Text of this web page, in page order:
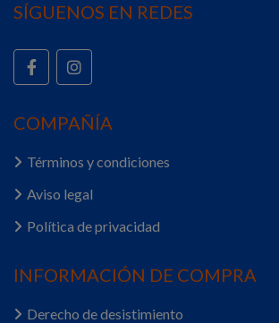
SÍGUENOS EN REDES
COMPAÑÍA
Términos y condiciones
Aviso legal
Política de privacidad
INFORMACIÓN DE COMPRA
Derecho de desistimiento